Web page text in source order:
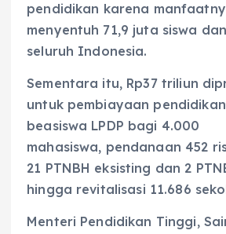
pendidikan karena
menyentuh 71,9 juta siswa
seluruh Indonesia.
Sementara itu, Rp37 triliun
untuk pembiayaan
beasiswa LPDP bagi 4.000
mahasiswa, pendanaan 452
21 PTNBH eksisting dan 2
hingga revitalisasi 11.686
Menteri Pendidikan Tinggi,